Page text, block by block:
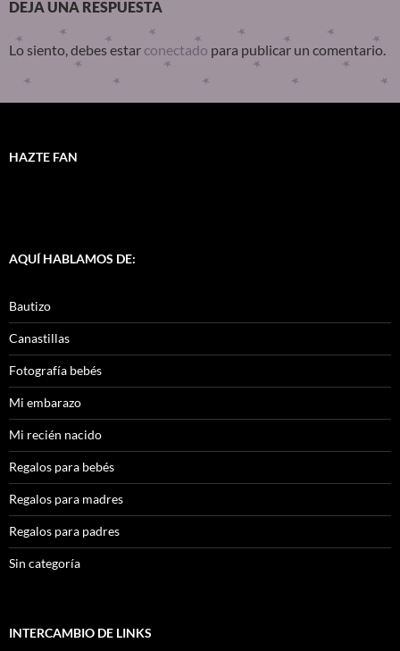
DEJA UNA RESPUESTA
Lo siento, debes estar conectado para publicar un comentario.
HAZTE FAN
AQUÍ HABLAMOS DE:
Bautizo
Canastillas
Fotografía bebés
Mi embarazo
Mi recién nacido
Regalos para bebés
Regalos para madres
Regalos para padres
Sin categoría
INTERCAMBIO DE LINKS